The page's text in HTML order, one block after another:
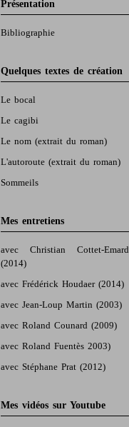
Présentation
Bibliographie
Quelques textes de création
Le bocal
Le cagibi
Le nom (extrait du roman)
L'autoroute (extrait du roman)
Sommeils
Mes entretiens
avec Christian Cottet-Emard
(2014)
avec Frédérick Houdaer (2014)
avec Jean-Loup Martin (2003)
avec Roland Counard (2009)
avec Roland Fuentès 2003)
avec Stéphane Prat (2012)
Mes vidéos sur Youtube